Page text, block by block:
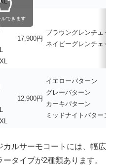
17,900円
ブラウングレンチェッ
ネイビーグレンチェッ
12,900円
イエローパターン
グレーパターン
カーキパターン
ミッドナイトパターン
ルできます
ルサーモコートには、幅広
タイプが2種類あります。